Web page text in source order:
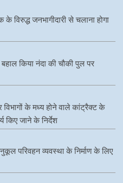
विरुद्ध जनभागीदारी से चलाना होगा
किया नंदा की चौकी पुल पर
के मध्य होने वाले कांट्रैक्ट के
किए जाने के निर्देश
परिवहन व्यवस्था के निर्माण के लिए